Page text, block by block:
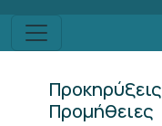
Προμήθειες